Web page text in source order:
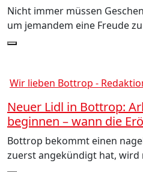
Nicht immer müssen
um jemandem eine Freude
Wir lieben Bottrop -
Neuer Lidl in Bottrop:
beginnen – wann die
Bottrop bekommt einen
zuerst angekündigt hat, wird